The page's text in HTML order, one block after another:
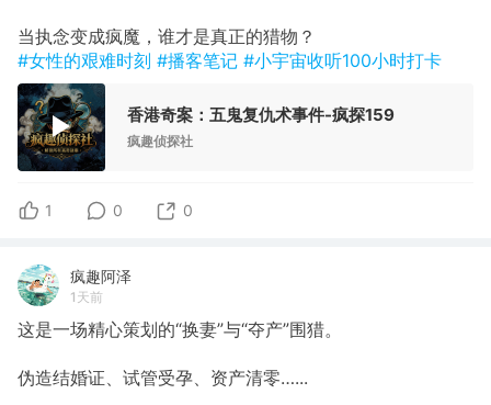
当执念变成疯魔，谁才是真正的猎物？
#女性的艰难时刻 #播客笔记 #小宇宙收听100小时打卡
香港奇案：五鬼复仇术事件-疯探159
疯趣侦探社
1 0 0
疯趣阿泽
1天前
这是一场精心策划的“换妻”与“夺产”围猎。
伪造结婚证、试管受孕、资产清零…...